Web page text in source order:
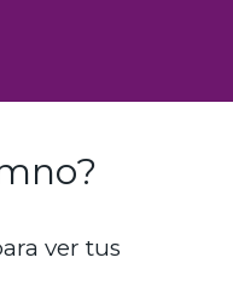
ver tus